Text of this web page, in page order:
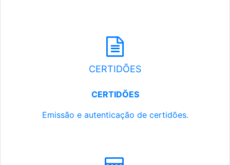
CERTIDÕES
CERTIDÕES
Emissão e autenticação de certidões.